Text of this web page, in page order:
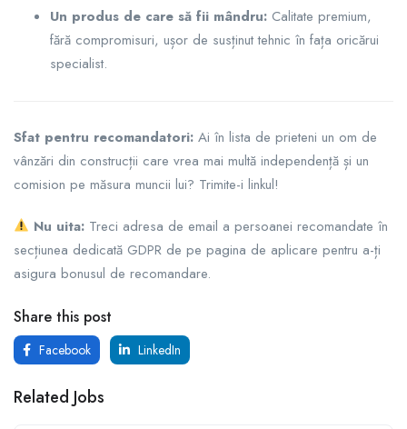
Un produs de care să fii mândru: Calitate premium,
fără compromisuri, ușor de susținut tehnic în fața oricărui
specialist.
Sfat pentru recomandatori: Ai în lista de prieteni un om de
vânzări din construcții care vrea mai multă independență și un
comision pe măsura muncii lui? Trimite-i linkul!
Nu uita: Treci adresa de email a persoanei recomandate în
secțiunea dedicată GDPR de pe pagina de aplicare pentru a-ți
asigura bonusul de recomandare.
Share this post
Facebook LinkedIn
Related Jobs